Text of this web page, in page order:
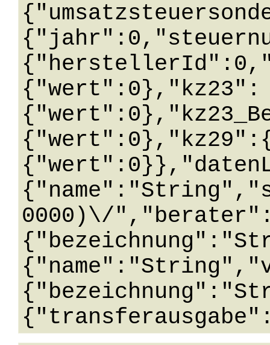
{"wert":0},"kz23":
0000)\/